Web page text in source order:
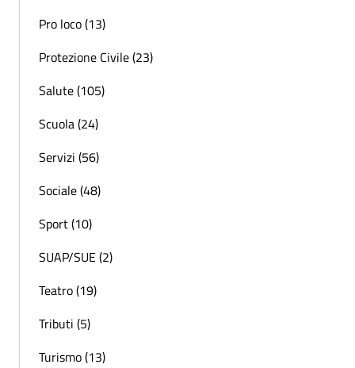
Pro loco (13)
Protezione Civile (23)
Salute (105)
Scuola (24)
Servizi (56)
Sociale (48)
Sport (10)
SUAP/SUE (2)
Teatro (19)
Tributi (5)
Turismo (13)